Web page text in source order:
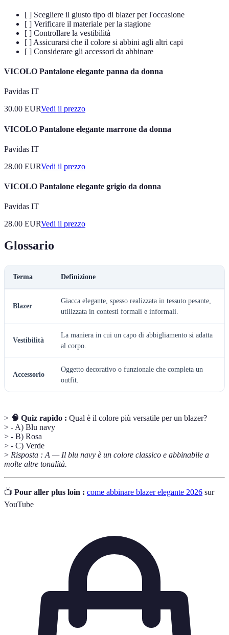
[ ] Scegliere il giusto tipo di blazer per l'occasione
[ ] Verificare il materiale per la stagione
[ ] Controllare la vestibilità
[ ] Assicurarsi che il colore si abbini agli altri capi
[ ] Considerare gli accessori da abbinare
VICOLO Pantalone elegante panna da donna
Pavidas IT
30.00 EURVedi il prezzo
VICOLO Pantalone elegante marrone da donna
Pavidas IT
28.00 EURVedi il prezzo
VICOLO Pantalone elegante grigio da donna
Pavidas IT
28.00 EURVedi il prezzo
Glossario
Terma Definizione
Blazer
Giacca elegante, spesso realizzata in tessuto pesante,
utilizzata in contesti formali e informali.
Vestibilità
La maniera in cui un capo di abbigliamento si adatta
al corpo.
Accessorio
Oggetto decorativo o funzionale che completa un
outfit.
> 🧠 Quiz rapido : Qual è il colore più versatile per un blazer?
> - A) Blu navy
> - B) Rosa
> - C) Verde
> Risposta : A — Il blu navy è un colore classico e abbinabile a
molte altre tonalità.
📺 Pour aller plus loin : come abbinare blazer elegante 2026 sur
YouTube